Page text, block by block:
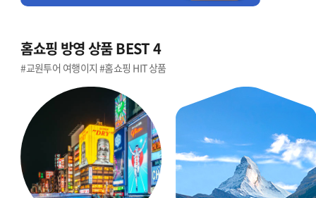
홈쇼핑 방영 상품 BEST 4
#교원투어 여행이지 #홈쇼핑 HIT 상품